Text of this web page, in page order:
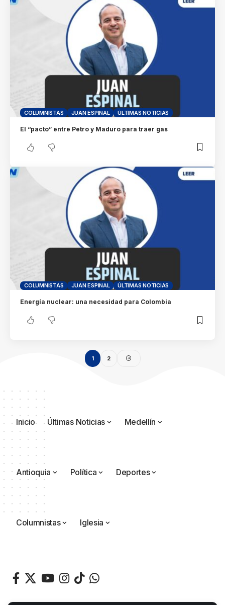
COLUMNISTAS JUAN ESPINAL ÚLTIMAS NOTICIAS
El “pacto” entre Petro y Maduro para traer gas
COLUMNISTAS JUAN ESPINAL ÚLTIMAS NOTICIAS
Energía nuclear: una necesidad para Colombia
1 2
Inicio Últimas Noticias Medellín
Antioquia Política Deportes
Columnistas Iglesia